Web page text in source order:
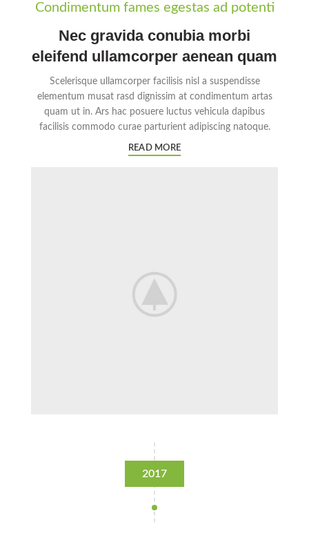
Condimentum fames egestas ad potenti
Nec gravida conubia morbi
eleifend ullamcorper aenean quam
Scelerisque ullamcorper facilisis nisl a suspendisse
elementum musat rasd dignissim at condimentum artas
quam ut in. Ars hac posuere luctus vehicula dapibus
facilisis commodo curae parturient adipiscing natoque.
READ MORE
2017